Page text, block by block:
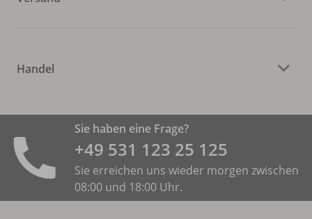
Handel
Sie haben eine Frage?
+49 531 ­123 25 125
Sie erreichen uns wieder morgen zwischen
08:00 und 18:00 Uhr.